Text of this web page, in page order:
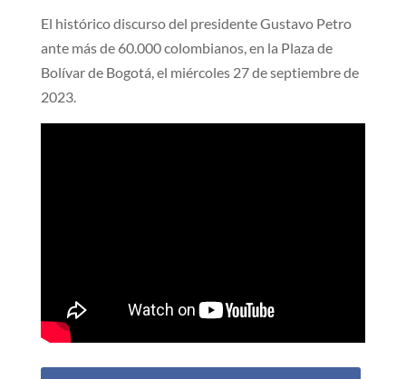
El histórico discurso del presidente Gustavo Petro
ante más de 60.000 colombianos, en la Plaza de
Bolívar de Bogotá, el miércoles 27 de septiembre de
2023.